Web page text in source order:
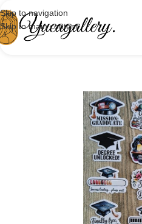
Skip to navigation
Skip to main content